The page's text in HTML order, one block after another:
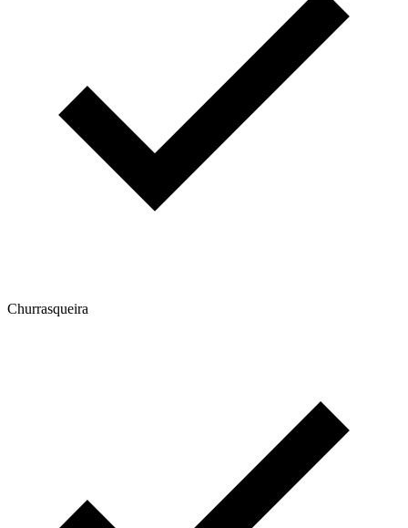
Churrasqueira